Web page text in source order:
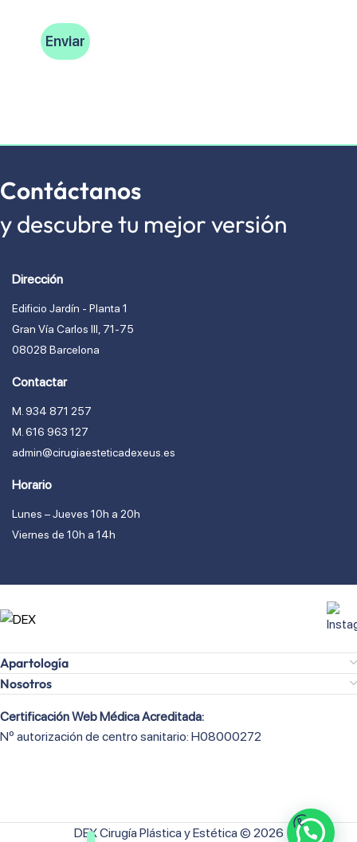
Contáctanos
y descubre tu mejor versión
Dirección
Edificio Jardín - Planta 1
Gran Vía Carlos lll, 71-75
08028 Barcelona
Contactar
M. 934 871 257
M. 616 963 127
admin@cirugiaesteticadexeus.es
Horario
Lunes – Jueves 10h a 20h
Viernes de 10h a 14h
Apartología
Nosotros
Certificación Web Médica Acreditada:
Nº autorización de centro sanitario: H08000272
DEX Cirugía Plástica y Estética © 2026